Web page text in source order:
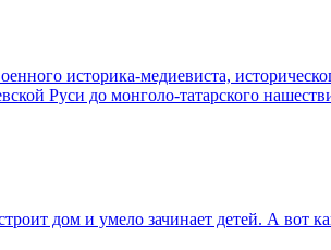
историка-медиевиста,
Руси до монголо-татарского
дом и умело зачинает детей. А вот